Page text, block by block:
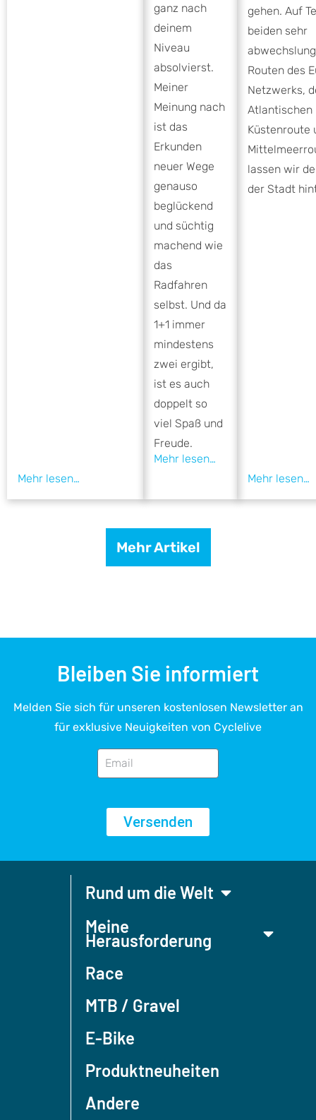
ganz nach
deinem
Niveau
absolvierst.
Meiner
Meinung nach
ist das
Erkunden
neuer Wege
genauso
beglückend
und süchtig
machend wie
das
Radfahren
selbst. Und da
1+1 immer
mindestens
zwei ergibt,
ist es auch
doppelt so
viel Spaß und
Freude.
gehen. Auf
beiden sehr
Routen des
Netzwerks,
Atlantischen
Küstenroute
lassen wir
der Stadt
Mehr Artikel
Bleiben Sie informiert
Melden Sie sich für unseren kostenlosen Newsletter an
für exklusive Neuigkeiten von Cyclelive
Versenden
Rund um die Welt
Meine
Herausforderung
Race
MTB / Gravel
E-Bike
Produktneuheiten
Andere